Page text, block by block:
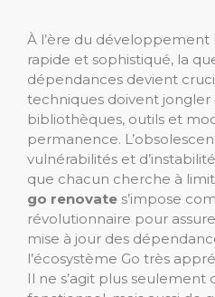
À l’ère du développement
rapide et sophistiqué, la
dépendances devient
techniques doivent
bibliothèques, outils et
permanence.
vulnérabilités et
que chacun cherche à
go renovate s’impose
révolutionnaire pour
mise à jour des
l’écosystème Go très
Il ne s’agit plus